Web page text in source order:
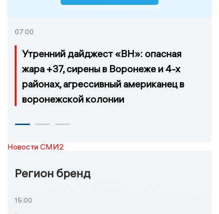
07:00
Утренний дайджест «ВН»: опасная
жара +37, сирены в Воронеже и 4-х
районах, агрессивный американец в
воронежской колонии
Новости СМИ2
Регион бренд
15:00